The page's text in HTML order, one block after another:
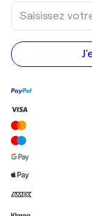
Saisissez
votre
adresse
e-
mail